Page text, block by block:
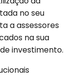
no seu
a assessores
na sua
investimento.